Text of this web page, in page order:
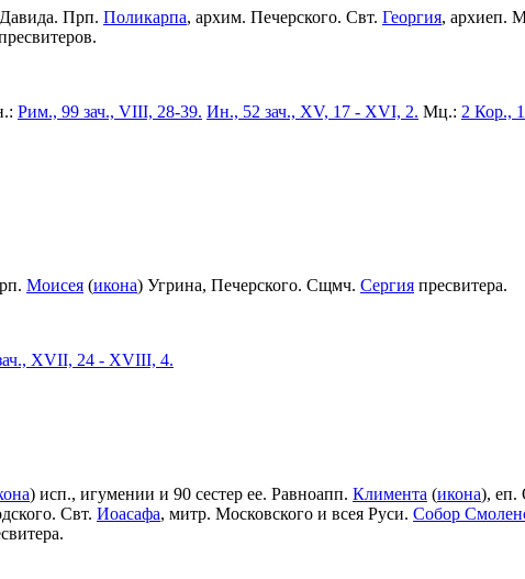
Прп. Поликарпа, архим. Печерского. Свт. Георгия, архиеп.
Рим., 99 зач., VIII, 28-39. Ин., 52 зач., XV, 17 - XVI, 2. Мц.: 2 Кор.,
Моисея (икона) Угрина, Печерского. Сщмч. Сергия пресвитера.
XVII, 24 - XVIII, 4.
) исп., игумении и 90 сестер ее. Равноапп. Климента (икона), еп.
Свт. Иоасафа, митр. Московского и всея Руси. Собор